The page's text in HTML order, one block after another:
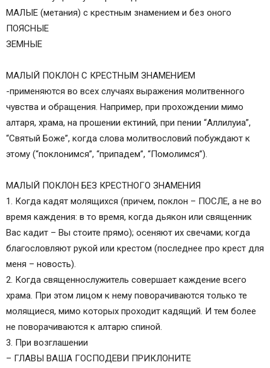
МАЛЫЕ (метания) с крестным знамением и без оного
ПОЯСНЫЕ
ЗЕМНЫЕ
МАЛЫЙ ПОКЛОН С КРЕСТНЫМ ЗНАМЕНИЕМ
-применяются во всех случаях выражения молитвенного
чувства и обращения. Например, при прохождении мимо
алтаря, храма, на прошении ектиний, при пении “Аллилуиа”,
“Святый Боже”, когда слова молитвословий побуждают к
этому (“поклонимся”, “припадем”, “Помолимся”).
МАЛЫЙ ПОКЛОН БЕЗ КРЕСТНОГО ЗНАМЕНИЯ
1. Когда кадят молящихся (причем, поклон – ПОСЛЕ, а не во
время каждения: в то время, когда дьякон или священник
Вас кадит – Вы стоите прямо); осеняют их свечами; когда
благословляют рукой или крестом (последнее про крест для
меня – новость).
2. Когда священнослужитель совершает каждение всего
храма. При этом лицом к нему поворачиваются только те
молящиеся, мимо которых проходит кадящий. И тем более
не поворачиваются к алтарю спиной.
3. При возглашении
– ГЛАВЫ ВАША ГОСПОДЕВИ ПРИКЛОНИТЕ